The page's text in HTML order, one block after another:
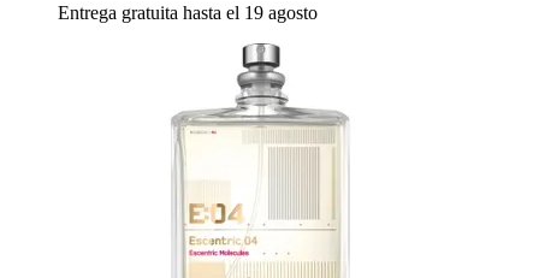
Entrega gratuita hasta el 19 agosto